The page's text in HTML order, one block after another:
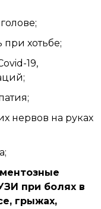
хотьбе;
19,
нервов на руках
при болях в
грыжах,